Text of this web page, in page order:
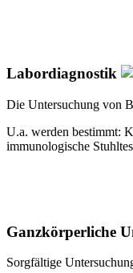
Labordiagnostik
Die Untersuchung von
U.a. werden bestimmt:
immunologische
Ganzkörperliche
Sorgfältige